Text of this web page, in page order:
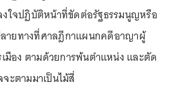
ใจปฏิบัติหน้าที่ขัดต่อรัฐธรรมนูญหรือ
ายทางที่ศาลฎีกาแผนกคดีอาญาผู้
มือง ตามด้วยการพ้นตำแหน่ง และตัด
ะตามมาเป็นไม้สี่